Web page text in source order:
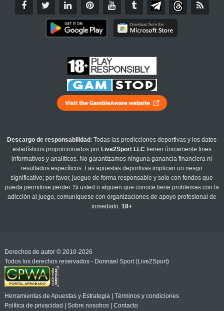
Descargo de responsabilidad : Todas las predicciones deportivas y los datos
estadísticos proporcionados por Live2Sport LLC tienen únicamente fines
informativos y analíticos. No garantizamos ninguna ganancia financiera ni
resultados específicos. Las apuestas deportivas implican un riesgo
significativo; por favor, juegue de forma responsable y solo con fondos que
pueda permitirse perder. Si usted o alguien que conoce tiene problemas con la
adicción al juego, comuníquese con organizaciones de apoyo profesional de
inmediato.18+
Derechos de autor © 2010-2026
Todos los derechos reservados - Donnael Sport (Live2Sport)
Herramientas de Apuestas y Estrategia| Términos y condiciones
Política de privacidad
Sobre nosotros| Contacto